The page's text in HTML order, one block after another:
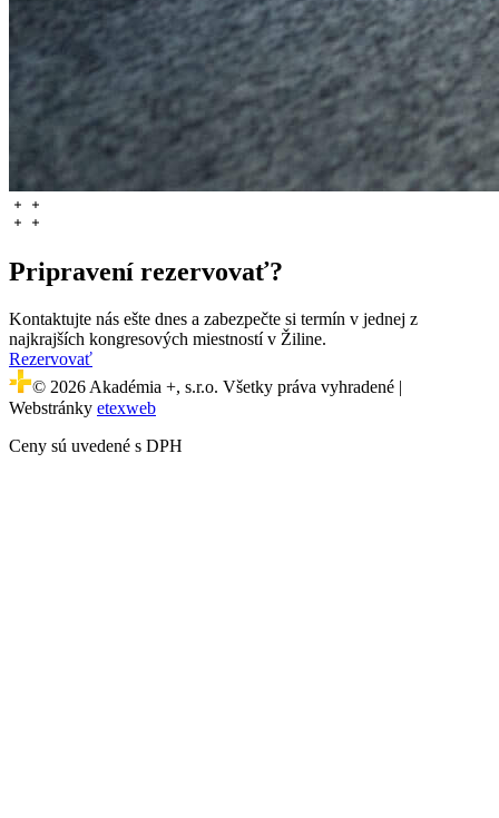
Pripravení rezervovať?
Kontaktujte nás ešte dnes a zabezpečte si termín v jednej z
najkrajších kongresových miestností v Žiline.
Rezervovať
© 2026 Akadémia +, s.r.o. Všetky práva vyhradené |
Webstránky etexweb
Ceny sú uvedené s DPH